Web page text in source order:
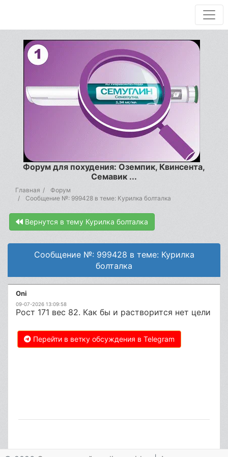
Форум для похудения: Оземпик, Квинсента,
Семавик ...
Главная
Форум
Сообщение №: 999428 в теме: Курилка болталка
Вернутся в тему Курилка болталка
Сообщение №: 999428 в теме: Курилка
болталка
Oni
09-07-2026 13:09:58
Рост 171 вес 82. Как бы и растворится нет цели
Перейти в ветку обсуждения в Telegram